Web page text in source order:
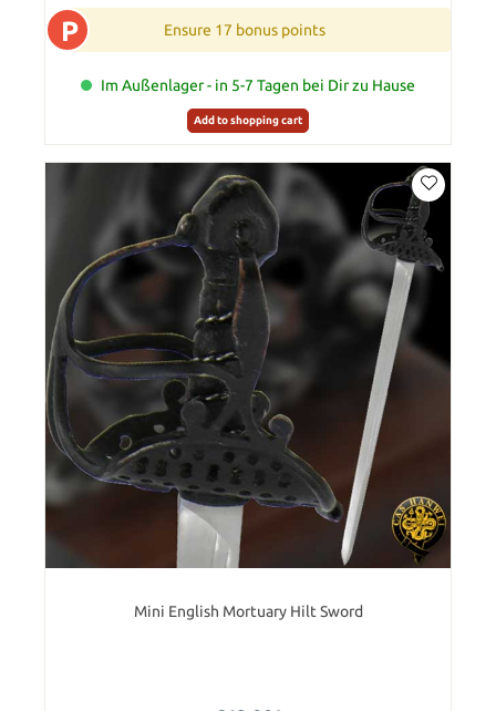
P Ensure 17 bonus points
Im Außenlager - in 5-7 Tagen bei Dir zu Hause
Add to shopping cart
Mini English Mortuary Hilt Sword